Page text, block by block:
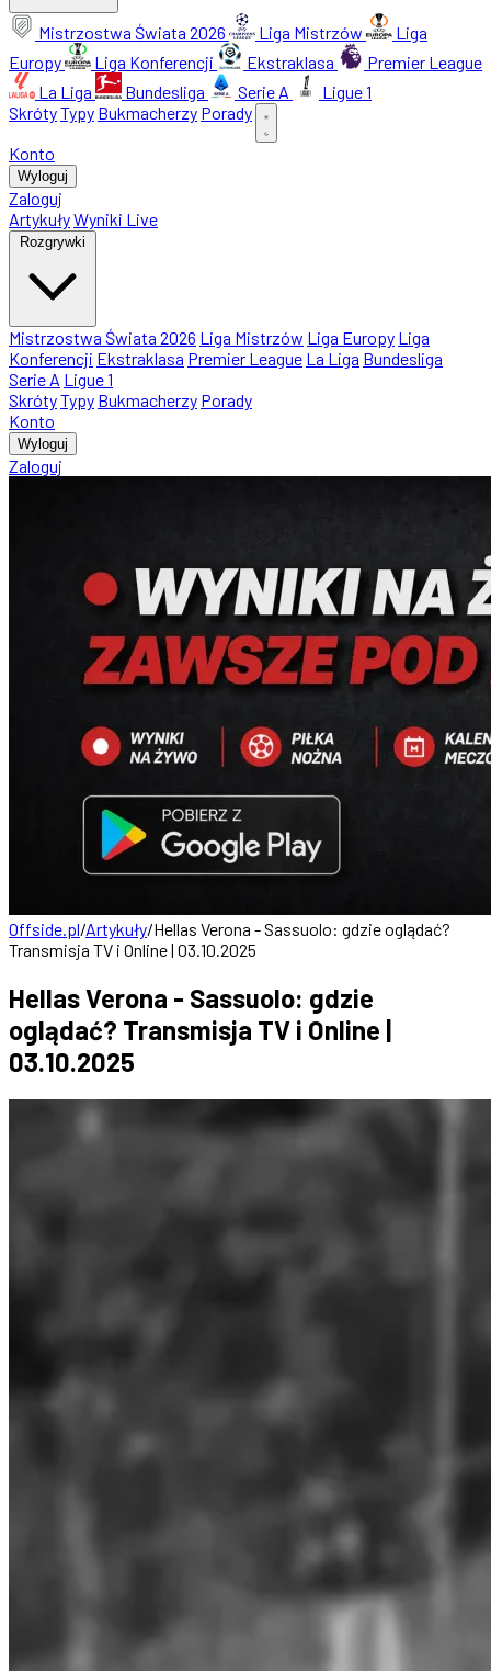
Mistrzostwa Świata 2026 Liga Mistrzów
Liga
Europy
Liga Konferencji Ekstraklasa
Premier League
La Liga
Bundesliga Serie A
Ligue 1
SkrótyTypy Bukmacherzy Porady
Konto
Wyloguj
Zaloguj
ArtykułyWyniki Live
Rozgrywki
Mistrzostwa Świata 2026 Liga Mistrzów Liga Europy Liga
Konferencji Ekstraklasa Premier League La Liga Bundesliga
Serie A Ligue 1
SkrótyTypy Bukmacherzy Porady
Konto
Wyloguj
Zaloguj
Offside.pl/Artykuły/Hellas Verona - Sassuolo: gdzie oglądać?
Transmisja TV i Online | 03.10.2025
Hellas Verona - Sassuolo: gdzie
oglądać? Transmisja TV i Online |
03.10.2025